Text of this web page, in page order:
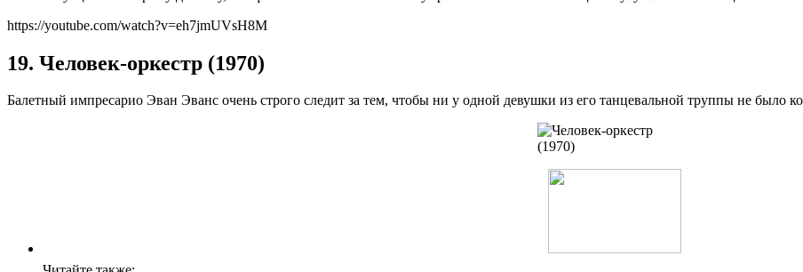
https://youtube.com/watch?v=eh7jmUVsH8M
19. Человек-оркестр (1970)
Балетный импресарио Эван Эванс очень строго следит за тем, чтобы ни у одной девушки из его танцевальной труппы не было